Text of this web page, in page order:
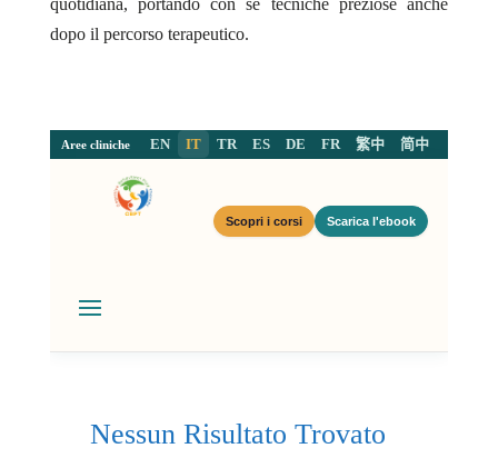
quotidiana, portando con sé tecniche preziose anche
dopo il percorso terapeutico.